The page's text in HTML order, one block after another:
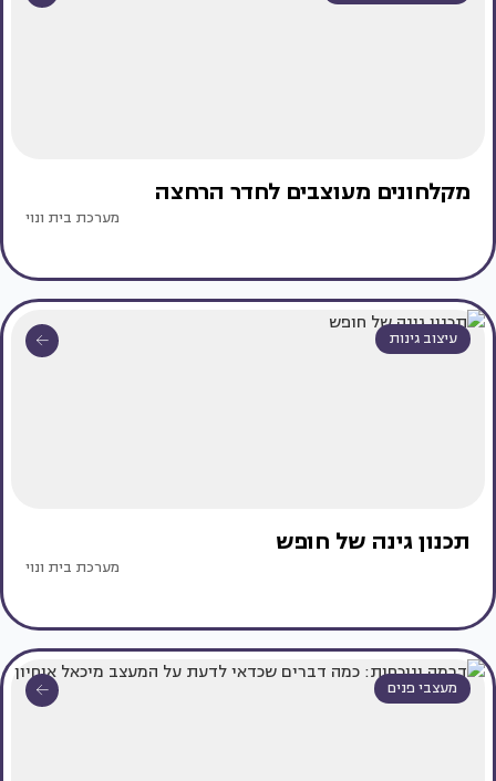
מקלחונים מעוצבים לחדר הרחצה
מערכת בית ונוי
עיצוב גינות
תכנון גינה של חופש
מערכת בית ונוי
מעצבי פנים